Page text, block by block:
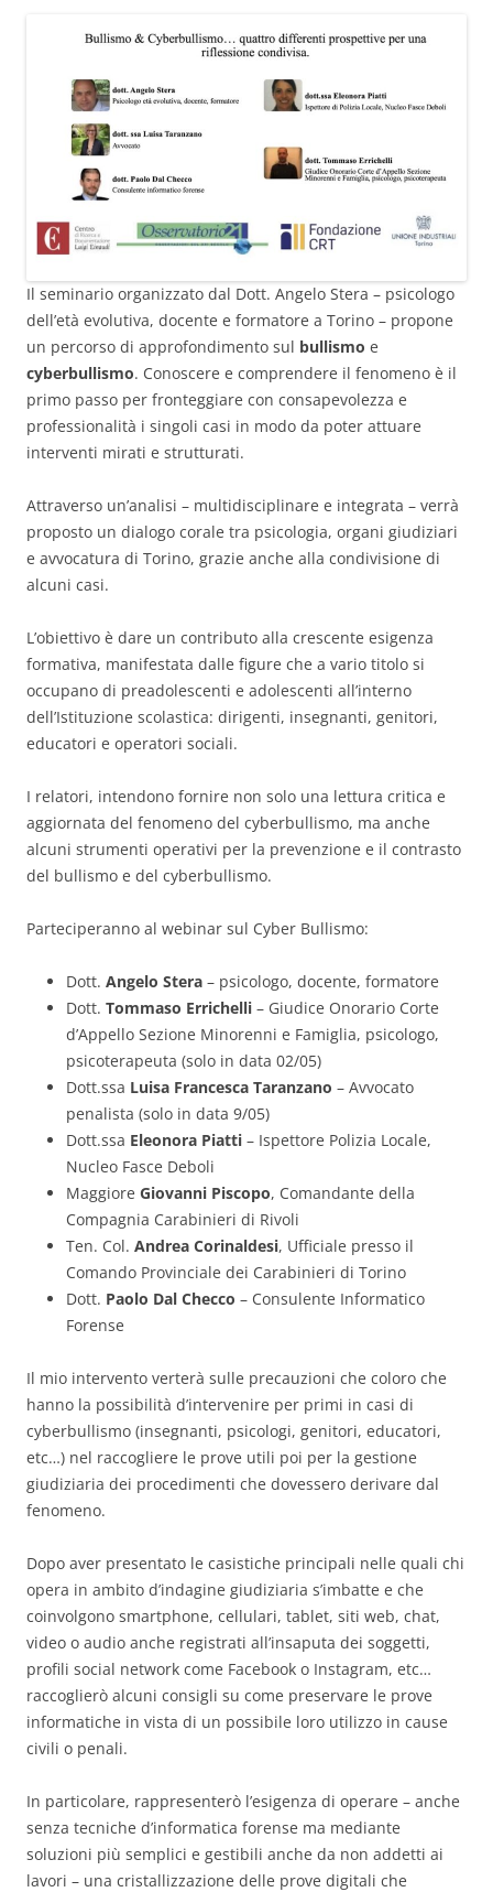
Il seminario organizzato dal Dott. Angelo Stera – psicologo
dell’età evolutiva, docente e formatore a Torino – propone
un percorso di approfondimento sul bullismo e
cyberbullismo. Conoscere e comprendere il fenomeno è il
primo passo per fronteggiare con consapevolezza e
professionalità i singoli casi in modo da poter attuare
interventi mirati e strutturati.
Attraverso un’analisi – multidisciplinare e integrata – verrà
proposto un dialogo corale tra psicologia, organi giudiziari
e avvocatura di Torino, grazie anche alla condivisione di
alcuni casi.
L’obiettivo è dare un contributo alla crescente esigenza
formativa, manifestata dalle figure che a vario titolo si
occupano di preadolescenti e adolescenti all’interno
dell’Istituzione scolastica: dirigenti, insegnanti, genitori,
educatori e operatori sociali.
I relatori, intendono fornire non solo una lettura critica e
aggiornata del fenomeno del cyberbullismo, ma anche
alcuni strumenti operativi per la prevenzione e il contrasto
del bullismo e del cyberbullismo.
Parteciperanno al webinar sul Cyber Bullismo:
Dott. Angelo Stera – psicologo, docente, formatore
Dott. Tommaso Errichelli – Giudice Onorario Corte
d’Appello Sezione Minorenni e Famiglia, psicologo,
psicoterapeuta (solo in data 02/05)
Dott.ssa Luisa Francesca Taranzano – Avvocato
penalista (solo in data 9/05)
Dott.ssa Eleonora Piatti – Ispettore Polizia Locale,
Nucleo Fasce Deboli
Maggiore Giovanni Piscopo, Comandante della
Compagnia Carabinieri di Rivoli
Ten. Col. Andrea Corinaldesi, Ufficiale presso il
Comando Provinciale dei Carabinieri di Torino
Dott. Paolo Dal Checco – Consulente Informatico
Forense
Il mio intervento verterà sulle precauzioni che coloro che
hanno la possibilità d’intervenire per primi in casi di
cyberbullismo (insegnanti, psicologi, genitori, educatori,
etc…) nel raccogliere le prove utili poi per la gestione
giudiziaria dei procedimenti che dovessero derivare dal
fenomeno.
Dopo aver presentato le casistiche principali nelle quali chi
opera in ambito d’indagine giudiziaria s’imbatte e che
coinvolgono smartphone, cellulari, tablet, siti web, chat,
video o audio anche registrati all’insaputa dei soggetti,
profili social network come Facebook o Instagram, etc…
raccoglierò alcuni consigli su come preservare le prove
informatiche in vista di un possibile loro utilizzo in cause
civili o penali.
In particolare, rappresenterò l’esigenza di operare – anche
senza tecniche d’informatica forense ma mediante
soluzioni più semplici e gestibili anche da non addetti ai
lavori – una cristallizzazione delle prove digitali che